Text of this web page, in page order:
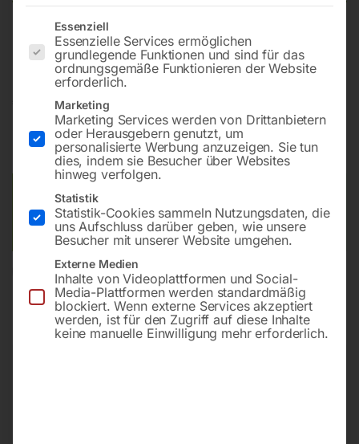
zu UFM 125 GT
252,00
inkl. MwSt. zzgl.Versandkosten
Lieferzeit:ca. 2 - 3 Tage
Versandkosten Standard (Österreich):
Bitte beachten Sie: Die Versandkosten gelten für Österreich.
Andere Länder können abweichen.
In den Warenkorb
Es folgt eine Liste der Service-Gruppen, für die eine
Essenziell
Essenzielle Services ermöglichen
grundlegende Funktionen und sind für das
ordnungsgemäße Funktionieren der Website
erforderlich.
Marketing
Marketing Services werden von Drittanbietern
oder Herausgebern genutzt, um
personalisierte Werbung anzuzeigen. Sie tun
dies, indem sie Besucher über Websites
hinweg verfolgen.
Statistik
Statistik-Cookies sammeln Nutzungsdaten, die
uns Aufschluss darüber geben, wie unsere
Besucher mit unserer Website umgehen.
Externe Medien
Inhalte von Videoplattformen und Social-
Media-Plattformen werden standardmäßig
blockiert. Wenn externe Services akzeptiert
werden, ist für den Zugriff auf diese Inhalte
keine manuelle Einwilligung mehr erforderlich.